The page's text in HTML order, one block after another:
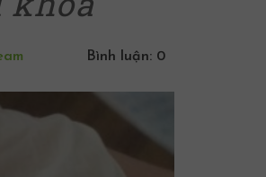
Bình luận: 0